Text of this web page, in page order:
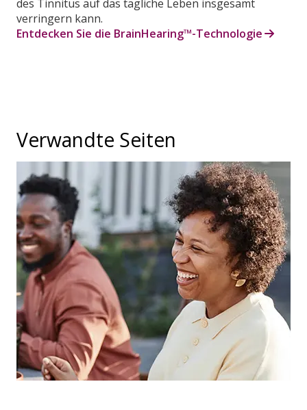
des Tinnitus auf das tägliche Leben insgesamt
verringern kann.
Entdecken Sie die BrainHearing™-Technologie
Verwandte Seiten